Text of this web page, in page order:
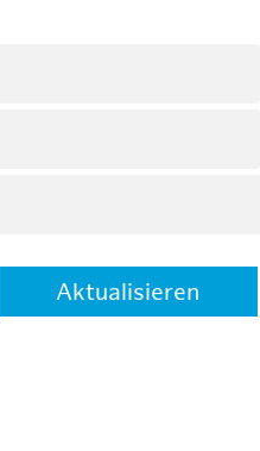
Aktualisieren